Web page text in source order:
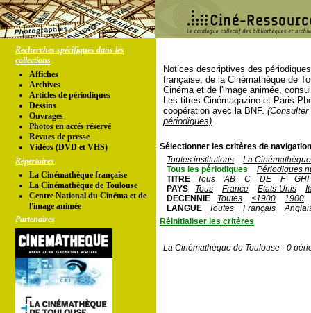
Recherches spécifiques dans les
collections
Affiches
Archives
Articles de périodiques
Dessins
Ouvrages
Photos en accés réservé
Revues de presse
Vidéos (DVD et VHS)
Répertoires
La Cinémathèque française
La Cinémathèque de Toulouse
Centre National du Cinéma et de
l'image animée
Partenaires
Notices descriptives des
française, de la Cinémathèque de
Cinéma et de l'image animée,
Les titres Cinémagazine et Paris-
coopération avec la BNF.
périodiques)
Sélectionner les critères de
Toutes institutions
La
Tous les périodiques
Périodiques
TITRE
Tous AB C DE F
GHI
PAYS
Tous France Etats-Unis
DECENNIE
Toutes <1900
1900
LANGUE
Toutes Français
Réinitialiser les critères
La Cinémathèque de Toulouse - 0